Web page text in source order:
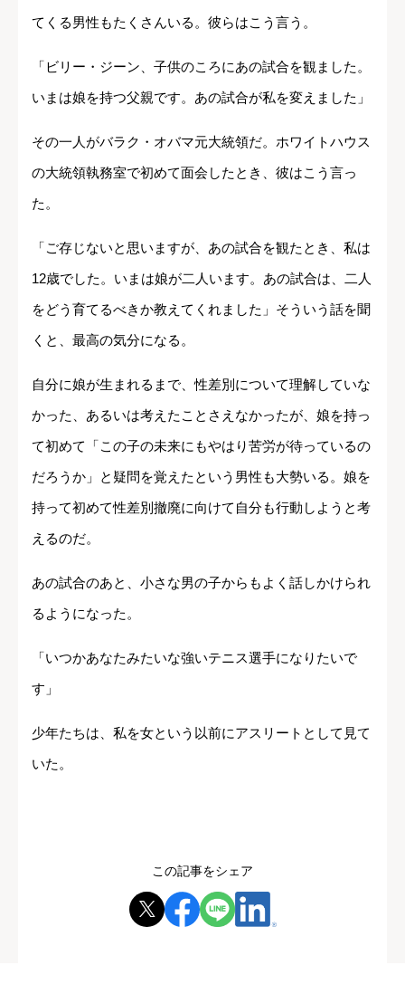
てくる男性もたくさんいる。彼らはこう言う。
「ビリー・ジーン、子供のころにあの試合を観ました。
いまは娘を持つ父親です。あの試合が私を変えました」
その一人がバラク・オバマ元大統領だ。ホワイトハウス
の大統領執務室で初めて面会したとき、彼はこう言っ
た。
「ご存じないと思いますが、あの試合を観たとき、私は
12歳でした。いまは娘が二人います。あの試合は、二人
をどう育てるべきか教えてくれました」そういう話を聞
くと、最高の気分になる。
自分に娘が生まれるまで、性差別について理解していな
かった、あるいは考えたことさえなかったが、娘を持っ
て初めて「この子の未来にもやはり苦労が待っているの
だろうか」と疑問を覚えたという男性も大勢いる。娘を
持って初めて性差別撤廃に向けて自分も行動しようと考
えるのだ。
あの試合のあと、小さな男の子からもよく話しかけられ
るようになった。
「いつかあなたみたいな強いテニス選手になりたいで
す」
少年たちは、私を女という以前にアスリートとして見て
いた。
この記事をシェア